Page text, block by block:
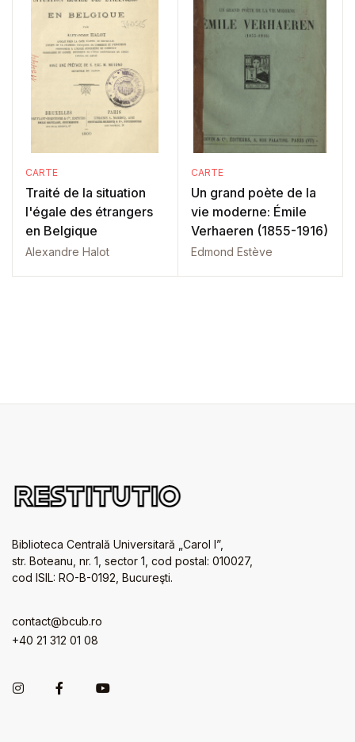
CARTE
Traité de la situation
l'égale des étrangers
en Belgique
Alexandre Halot
CARTE
Un grand poète de la
vie moderne: Émile
Verhaeren (1855-1916)
Edmond Estève
Biblioteca Centrală Universitară „Carol I”,
str. Boteanu, nr. 1, sector 1, cod postal: 010027,
cod ISIL: RO-B-0192, Bucureşti.
contact@bcub.ro
+40 21 312 01 08